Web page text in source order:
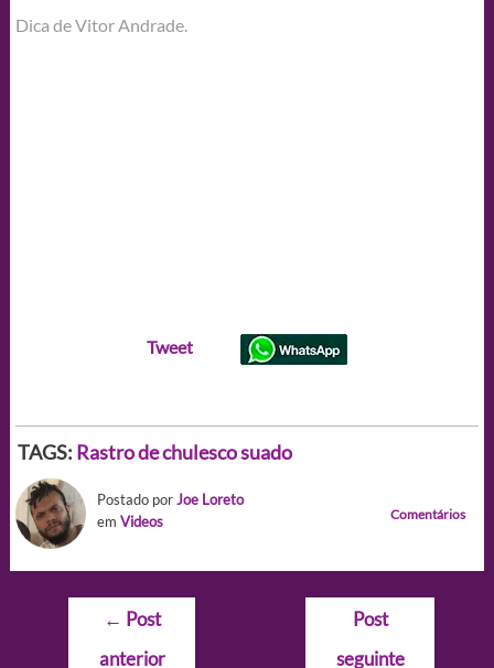
Dica de Vitor Andrade.
Tweet
TAGS: Rastro de chulesco suado
Postado porJoe Loreto
em Videos Comentários
Navegação
← Post
anterior
Post
seguinte